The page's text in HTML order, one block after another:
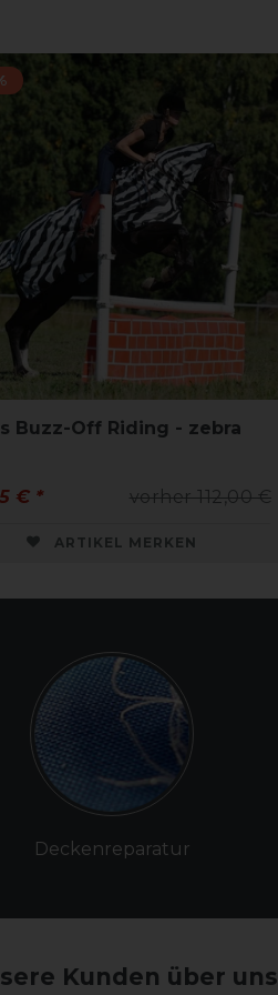
Buzz-Off Riding - zebra
vorher 112,00 €
€ *
ARTIKEL MERKEN
Deckenreparatur
Kunden über uns